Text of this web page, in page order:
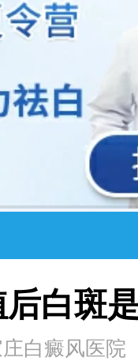
白斑
白癜风医院